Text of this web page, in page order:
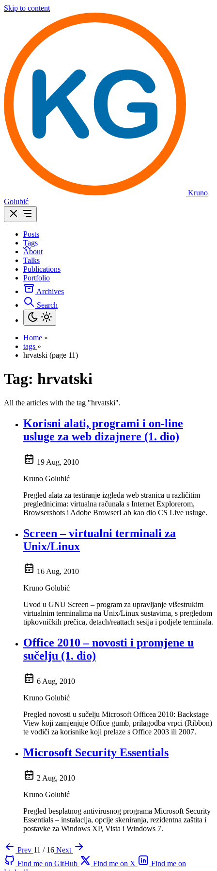
Skip to content
Kruno
Golubić
Posts
Tags
About
Talks
Publications
Portfolio
Archives
Search
Home »
tags »
hrvatski (page 11)
Tag: hrvatski
All the articles with the tag "hrvatski".
Korisni alati, programi i on-line
usluge za web dizajnere (1. dio)
19 Aug, 2010
Kruno Golubić
Pregled alata za testiranje izgleda web stranica u različitim
preglednicima: virtualna računala s Internet Explorerom,
Browsershots i Adobe BrowserLab kao dio CS Live usluge.
Screen – virtualni terminali za
Unix/Linux
16 Aug, 2010
Kruno Golubić
Uvod u GNU Screen – program za upravljanje višestrukim
virtualnim terminalima na Unix/Linux sustavima, s pregledom
tipkovničkih prečica, detach/reattach sesija i podjele terminala.
Office 2010 – novosti i promjene u
sučelju (1. dio)
6 Aug, 2010
Kruno Golubić
Pregled novosti u sučelju Microsoft Officea 2010: Backstage
View koji zamjenjuje Office gumb, prilagodba vrpci (Ribbon)
te vodiči za korisnike koji prelaze s Office 2003 ili 2007.
Microsoft Security Essentials
2 Aug, 2010
Kruno Golubić
Pregled besplatnog antivirusnog programa Microsoft Security
Essentials – instalacija, opcije skeniranja, rezidentna zaštita i
postavke za Windows XP, Vista i Windows 7.
Prev 11 / 16 Next
Find me on GitHub
Find me on X
Find me on